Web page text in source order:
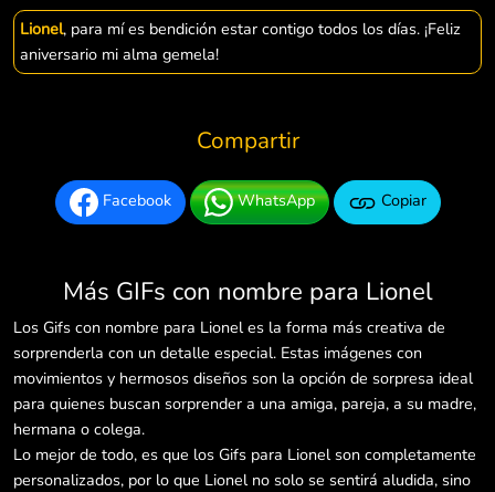
Lionel, para mí es bendición estar contigo todos los días. ¡Feliz
aniversario mi alma gemela!
Compartir
Facebook WhatsApp Copiar
Más GIFs con nombre para Lionel
Los Gifs con nombre para Lionel es la forma más creativa de
sorprenderla con un detalle especial. Estas imágenes con
movimientos y hermosos diseños son la opción de sorpresa ideal
para quienes buscan sorprender a una amiga, pareja, a su madre,
hermana o colega.
Lo mejor de todo, es que los Gifs para Lionel son completamente
personalizados, por lo que Lionel no solo se sentirá aludida, sino